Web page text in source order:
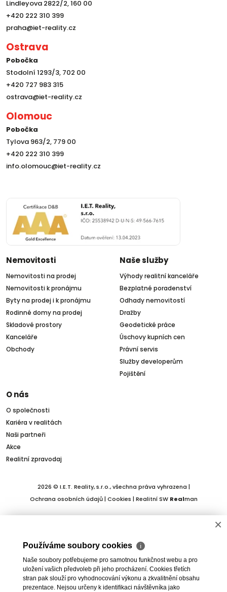
Lindleyova 2822/2, 160 00
+420 222 310 399
praha@iet-reality.cz
Ostrava
Pobočka
Stodolní 1293/3, 702 00
+420 727 983 315
ostrava@iet-reality.cz
Olomouc
Pobočka
Tylova 963/2, 779 00
+420 222 310 399
info.olomouc@iet-reality.cz
Nemovitosti
Nemovitosti na prodej
Nemovitosti k pronájmu
Byty na prodej i k pronájmu
Rodinné domy na prodej
Skladové prostory
Kanceláře
Obchody
Naše služby
Výhody realitní kanceláře
Bezplatné poradenství
Odhady nemovitostí
Dražby
Geodetické práce
Úschovy kupních cen
Právní servis
Služby developerům
Pojištění
O nás
O společnosti
Kariéra v realitách
Naši partneři
Akce
Realitní zpravodaj
2026 © I.E.T. Reality, s.r.o., všechna práva vyhrazena |
Ochrana osobních údajů| Cookies | Realitní SW Realman
×
Používáme soubory cookies ℹ
Naše soubory potřebujeme pro samotnou funkčnost webu a pro
uložení vašich předvoleb při jeho procházení. Cookies třetích
stran pak slouží pro vyhodnocování výkonu a zkvalitnění obsahu
prezentace. Nejsou určeny k identifikaci návštěvníka jako